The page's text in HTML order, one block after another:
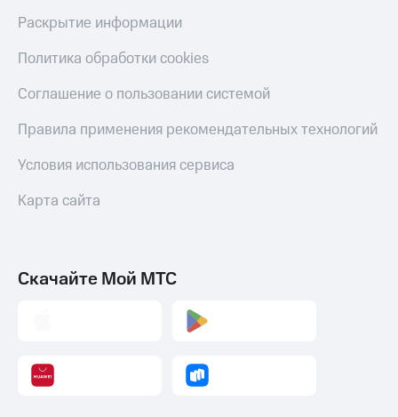
Раскрытие информации
Политика обработки cookies
Соглашение о пользовании системой
Правила применения рекомендательных технологий
Условия использования сервиса
Карта сайта
Скачайте Мой МТС